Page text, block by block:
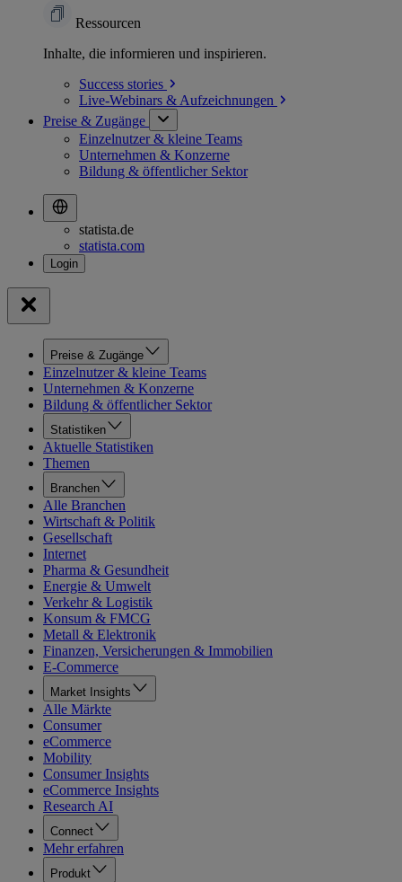
Ressourcen
Inhalte, die informieren und inspirieren.
Success stories
Live-Webinars & Aufzeichnungen
Preise & Zugänge
Einzelnutzer & kleine Teams
Unternehmen & Konzerne
Bildung & öffentlicher Sektor
statista.de
statista.com
Preise & Zugänge
Einzelnutzer & kleine Teams
Unternehmen & Konzerne
Bildung & öffentlicher Sektor
Statistiken
Aktuelle Statistiken
Themen
Branchen
Alle Branchen
Wirtschaft & Politik
Gesellschaft
Internet
Pharma & Gesundheit
Energie & Umwelt
Verkehr & Logistik
Konsum & FMCG
Metall & Elektronik
Finanzen, Versicherungen & Immobilien
E-Commerce
Market Insights
Alle Märkte
Consumer
eCommerce
Mobility
Consumer Insights
eCommerce Insights
Research AI
Connect
Mehr erfahren
Produkt